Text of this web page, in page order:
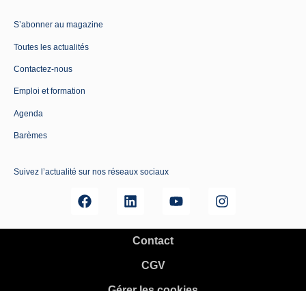
S’abonner au magazine
Toutes les actualités
Contactez-nous
Emploi et formation
Agenda
Barèmes
Suivez l’actualité sur nos réseaux sociaux
Contact
CGV